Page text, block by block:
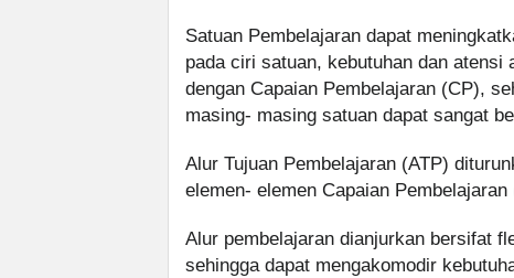
Satuan Pembelajaran dapat
pada ciri satuan, kebutuhan dan
dengan Capaian Pembelajaran (CP),
masing- masing satuan dapat sangat
Alur Tujuan Pembelajaran (ATP)
elemen- elemen Capaian
Alur pembelajaran dianjurkan bersifat
sehingga dapat mengakomodir